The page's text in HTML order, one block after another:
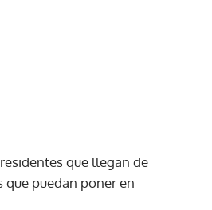
que llegan de
que puedan poner en